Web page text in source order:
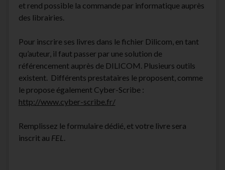
et rend possible la commande par informatique auprès
des librairies.
Pour inscrire ses livres dans le fichier Dilicom, en tant
qu’auteur, il faut passer par une solution de
référencement auprès de DILICOM. Plusieurs outils
existent. Différents prestataires le proposent, comme
le propose également Cyber-Scribe :
http://www.cyber-scribe.fr/
Remplissez le formulaire dédié, et votre livre sera
inscrit au FEL .